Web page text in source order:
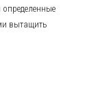
вытащить